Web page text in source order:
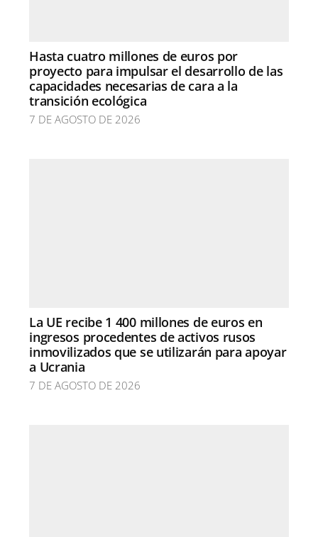
Hasta cuatro millones de euros por
proyecto para impulsar el desarrollo de las
capacidades necesarias de cara a la
transición ecológica
7 DE AGOSTO DE 2026
La UE recibe 1 400 millones de euros en
ingresos procedentes de activos rusos
inmovilizados que se utilizarán para apoyar
a Ucrania
7 DE AGOSTO DE 2026